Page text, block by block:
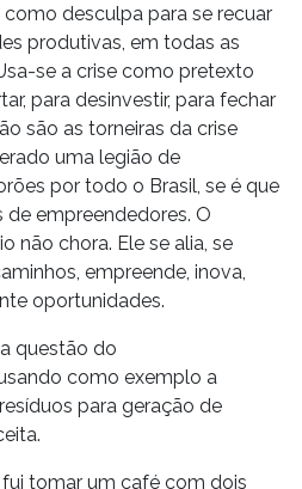
desculpa para se recuar
produtivas, em todas as
se a crise como pretexto
para desinvestir, para fechar
são as torneiras da crise
uma legião de
por todo o Brasil, se é que
empreendedores. O
não chora. Ele se alia, se
empreende, inova,
oportunidades.
questão do
como exemplo a
para geração de
tomar um café com dois